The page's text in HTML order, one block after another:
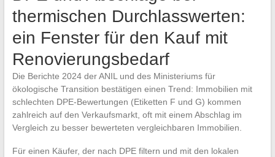
thermischen Durchlasswerten:
ein Fenster für den Kauf mit
Renovierungsbedarf
Die Berichte 2024 der ANIL und des Ministeriums für
ökologische Transition bestätigen einen Trend: Immobilien mit
schlechten DPE-Bewertungen (Etiketten F und G) kommen
zahlreich auf den Verkaufsmarkt, oft mit einem Abschlag im
Vergleich zu besser bewerteten vergleichbaren Immobilien.
Für einen Käufer, der nach DPE filtern und mit den lokalen